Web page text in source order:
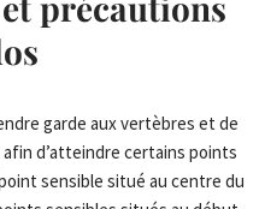
garde aux vertèbres et de
d’atteindre certains points
sensible situé au centre du